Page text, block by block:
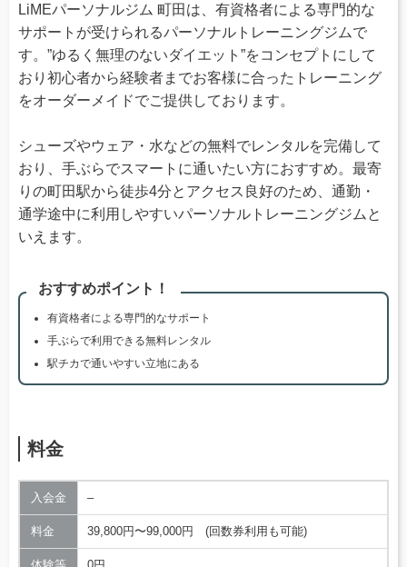
LiMEパーソナルジム 町田は、有資格者による専門的な
サポートが受けられるパーソナルトレーニングジムで
す。”ゆるく無理のないダイエット”をコンセプトにして
おり初心者から経験者までお客様に合ったトレーニング
をオーダーメイドでご提供しております。
シューズやウェア・水などの無料でレンタルを完備して
おり、手ぶらでスマートに通いたい方におすすめ。最寄
りの町田駅から徒歩4分とアクセス良好のため、通勤・
通学途中に利用しやすいパーソナルトレーニングジムと
いえます。
おすすめポイント！
有資格者による専門的なサポート
手ぶらで利用できる無料レンタル
駅チカで通いやすい立地にある
料金
入会金 –
料金 39,800円〜99,000円 (回数券利用も可能)